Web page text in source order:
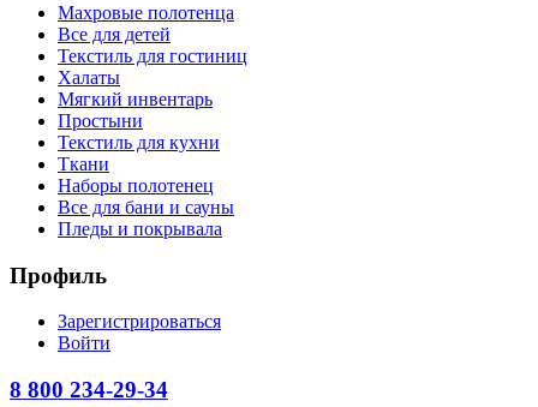
Махровые полотенца
Все для детей
Текстиль для гостиниц
Халаты
Мягкий инвентарь
Простыни
Текстиль для кухни
Ткани
Наборы полотенец
Все для бани и сауны
Пледы и покрывала
Профиль
Зарегистрироваться
Войти
8 800 234-29-34